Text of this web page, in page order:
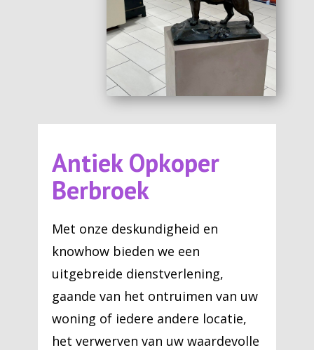
Antiek Opkoper
Berbroek
Met onze deskundigheid en
knowhow bieden we een
uitgebreide dienstverlening,
gaande van het ontruimen van uw
woning of iedere andere locatie,
het verwerven van uw waardevolle